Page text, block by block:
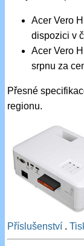
Acer Vero
dispozici v
Acer Vero
srpnu za
Přesné
regionu.
Příslušenství .